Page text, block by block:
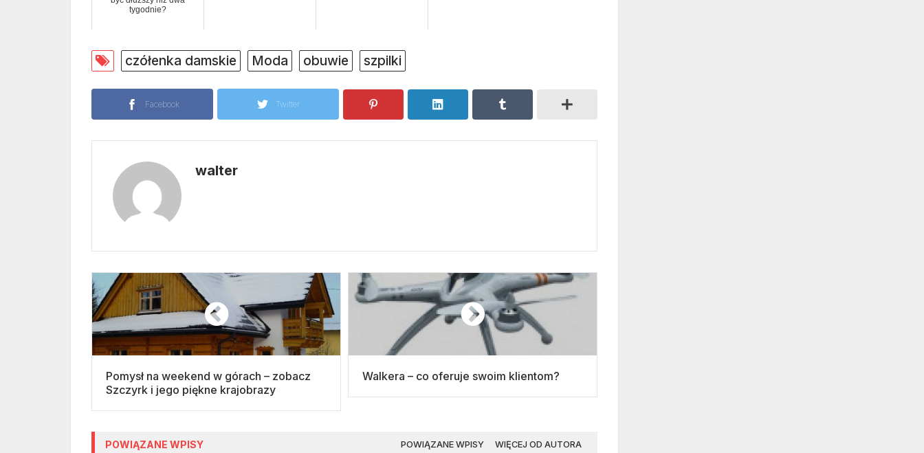
tygodnie?
czółenka damskie Moda obuwie szpilki
Facebook Twitter
walter
Pomysł na weekend w górach – zobacz
Szczyrk i jego piękne krajobrazy
Walkera – co oferuje swoim klientom?
POWIĄZANE WPISY POWIĄZANE WPISY WIĘCEJ OD AUTORA